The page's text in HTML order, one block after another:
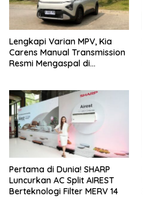
Lengkapi Varian MPV, Kia
Carens Manual Transmission
Resmi Mengaspal di
Pertama di Dunia! SHARP
Luncurkan AC Split AIREST
Berteknologi Filter MERV 14